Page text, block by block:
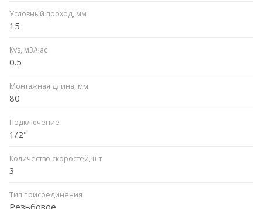
Условный проход, мм
15
Kvs, м3/час
0.5
Монтажная длина, мм
80
Подключение
1/2"
Количество скоростей, шт
3
Тип присоединения
Резьбовое